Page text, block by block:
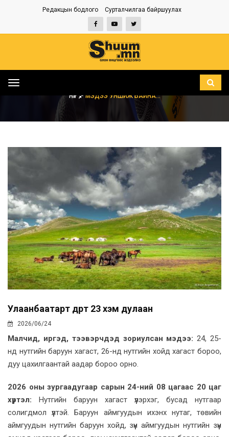
Редакцын бодлого Сурталчилгаа байршуулах
Toggle
НҮҮР МЭДЭЭ УНШИЖ БАЙНА...
Улаанбаатарт өдөртөө 23 хэм дулаан
2026/06/24
Малчид, иргэд, тээвэрчдэд зориулсан мэдээ: 24, 25-
нд нутгийн баруун хагаст, 26-нд нутгийн хойд хагаст бороо,
дуу цахилгаантай аадар бороо орно.
2026 оны зургаадугаар сарын 24-ний 08 цагаас 20 цаг
хүртэл: Нутгийн баруун хагаст үүлэрхэг, бусад нутгаар
солигдмол үүлтэй. Баруун аймгуудын ихэнх нутаг, төвийн
аймгуудын нутгийн баруун хойд, зүүн аймгуудын нутгийн зүүн